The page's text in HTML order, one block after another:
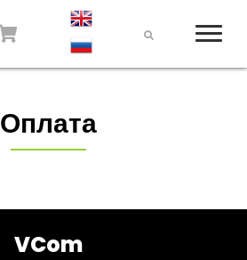
Оплата
VCom